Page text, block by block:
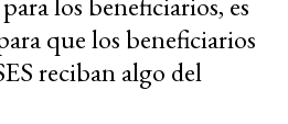
que los beneficiarios
reciban algo del